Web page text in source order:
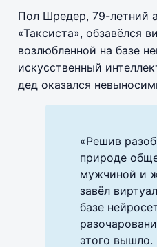
Пол Шредер, 79-летний
«Таксиста», обзавёлся
возлюбленной на базе
искусственный
дед оказался
«Решив
природе
мужчиной и
завёл
базе
этого вышло.